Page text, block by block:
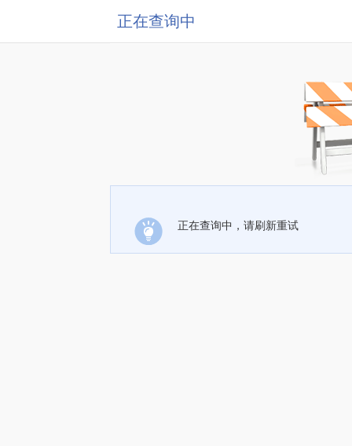
正在查询中
正在查询中，请刷新重试